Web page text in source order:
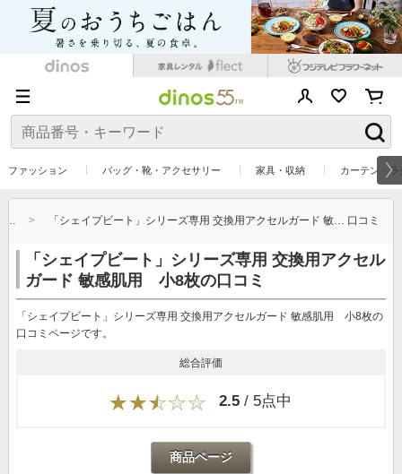
ファッション バッグ・靴・アクセサリー 家具・収納 カーテン・
… 「シェイプビート」シリーズ専用 交換用アクセルガード 敏… 口コミ
「シェイプビート」シリーズ専用 交換用アクセル
ガード 敏感肌用 小8枚の口コミ
「シェイプビート」シリーズ専用 交換用アクセルガード 敏感肌用 小8枚の
口コミページです。
総合評価
2.5 / 5点中
商品ページ